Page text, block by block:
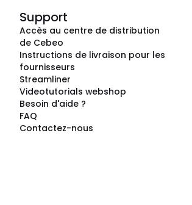
Support
Accès au centre de distribution
de Cebeo
Instructions de livraison pour les
fournisseurs
Streamliner
Videotutorials webshop
Besoin d'aide ?
FAQ
Contactez-nous